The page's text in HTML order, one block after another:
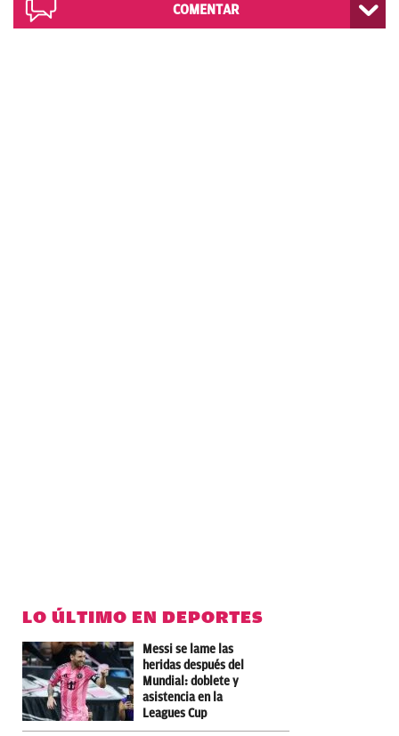
COMENTAR
LO ÚLTIMO EN DEPORTES
Messi se lame las
heridas después del
Mundial: doblete y
asistencia en la
Leagues Cup